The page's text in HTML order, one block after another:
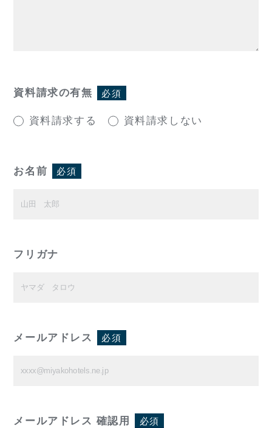
資料請求の有無 必須
資料請求する 資料請求しない
お名前 必須
フリガナ
メールアドレス 必須
メールアドレス 確認用 必須